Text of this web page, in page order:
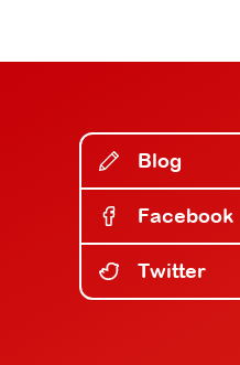
Blog
Facebook
Twitter